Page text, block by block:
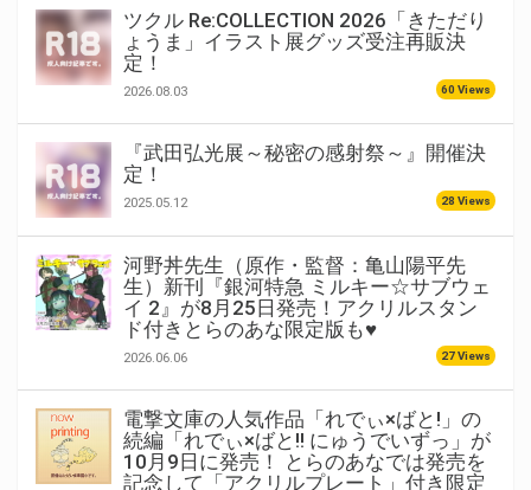
ツクル Re:COLLECTION 2026「きただり
ょうま」イラスト展グッズ受注再販決
定！
2026.08.03 60 Views
『武田弘光展～秘密の感射祭～』開催決
定！
2025.05.12 28 Views
河野丼先生（原作・監督：亀山陽平先
生）新刊『銀河特急 ミルキー☆サブウェ
イ 2』が8月25日発売！アクリルスタン
ド付きとらのあな限定版も♥
2026.06.06 27 Views
電撃文庫の人気作品「れでぃ×ばと!」の
続編「れでぃ×ばと!! にゅうでいずっ」が
10月9日に発売！ とらのあなでは発売を
記念して「アクリルプレート」付き限定